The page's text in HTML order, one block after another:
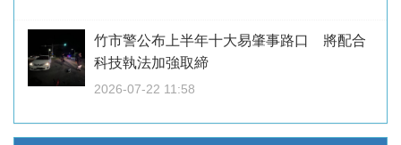
竹市警公布上半年十大易肇事路口 將配合
科技執法加強取締
2026-07-22 11:58